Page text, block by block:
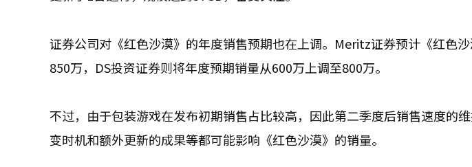
证券公司对《红色沙漠》的年度销售预期也在上调。Meritz证券预计《红色
850万，DS投资证券则将年度预期销量从600万上调至800万。
不过，由于包装游戏在发布初期销售占比较高，因此第二季度后销售速度的
变时机和额外更新的成果等都可能影响《红色沙漠》的销量。